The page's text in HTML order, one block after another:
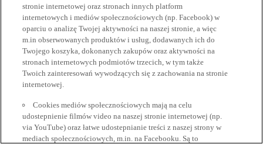
stronie internetowej oraz stronach innych platform
internetowych i mediów społecznościowych (np. Facebook) w
oparciu o analizę Twojej aktywności na naszej stronie, a więc
m.in obserwowanych produktów i usług, dodawanych ich do
Twojego koszyka, dokonanych zakupów oraz aktywności na
stronach internetowych podmiotów trzecich, w tym także
Twoich zainteresowań wywodzących się z zachowania na stronie
internetowej.
Cookies mediów społecznościowych mają na celu
udostepnienie filmów video na naszej stronie internetowej (np.
via YouTube) oraz łatwe udostepnianie treści z naszej strony w
mediach społecznościowych, m.in. na Facebooku. Są to